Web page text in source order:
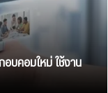
บคอมใหม่ ใช้งาน